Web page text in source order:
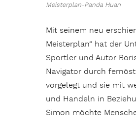
Meisterplan-Panda Huan
Mit seinem neu
Meisterplan“ hat der
Sportler und Autor
Navigator durch
vorgelegt und sie mit
und Handeln in
Simon möchte